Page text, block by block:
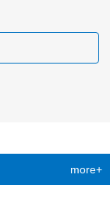
more+